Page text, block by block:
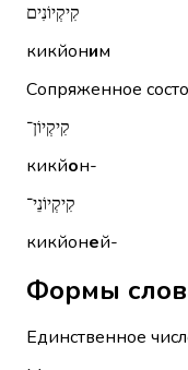
קִיקְיוֹנִים
кикйоним
Сопряженное
קִיקְיוֹן־
кикйон-
קִיקְיוֹנֵי־
кикйоней-
Единственное